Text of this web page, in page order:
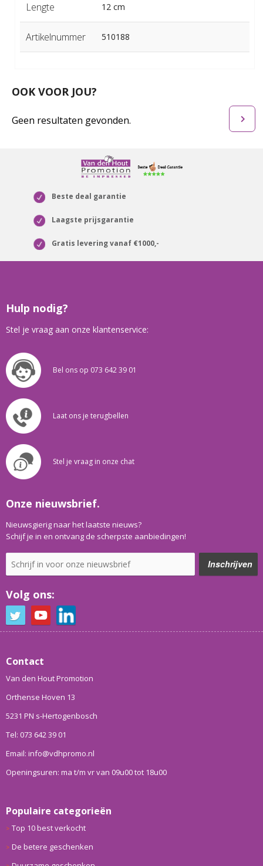
Lengte 12 cm
Artikelnummer 510188
OOK VOOR JOU?
Geen resultaten gevonden.
Beste deal garantie
Laagste prijsgarantie
Gratis levering vanaf €1000,-
Hulp nodig?
Stel je vraag aan onze klantenservice:
Bel ons op 073 642 39 01
Laat ons je terugbellen
Stel je vraag in onze chat
Onze nieuwsbrief.
Nieuwsgierig naar het laatste nieuws?
Schijf je in en ontvang de scherpste aanbiedingen!
Volg ons:
Contact
Van den Hout Promotion
Orthense Hoven 13
5231 PN s-Hertogenbosch
Tel: 073 642 39 01
Email: info@vdhpromo.nl
Openingsuren: ma t/m vr van 09u00 tot 18u00
Populaire categorieën
Top 10 best verkocht
De betere geschenken